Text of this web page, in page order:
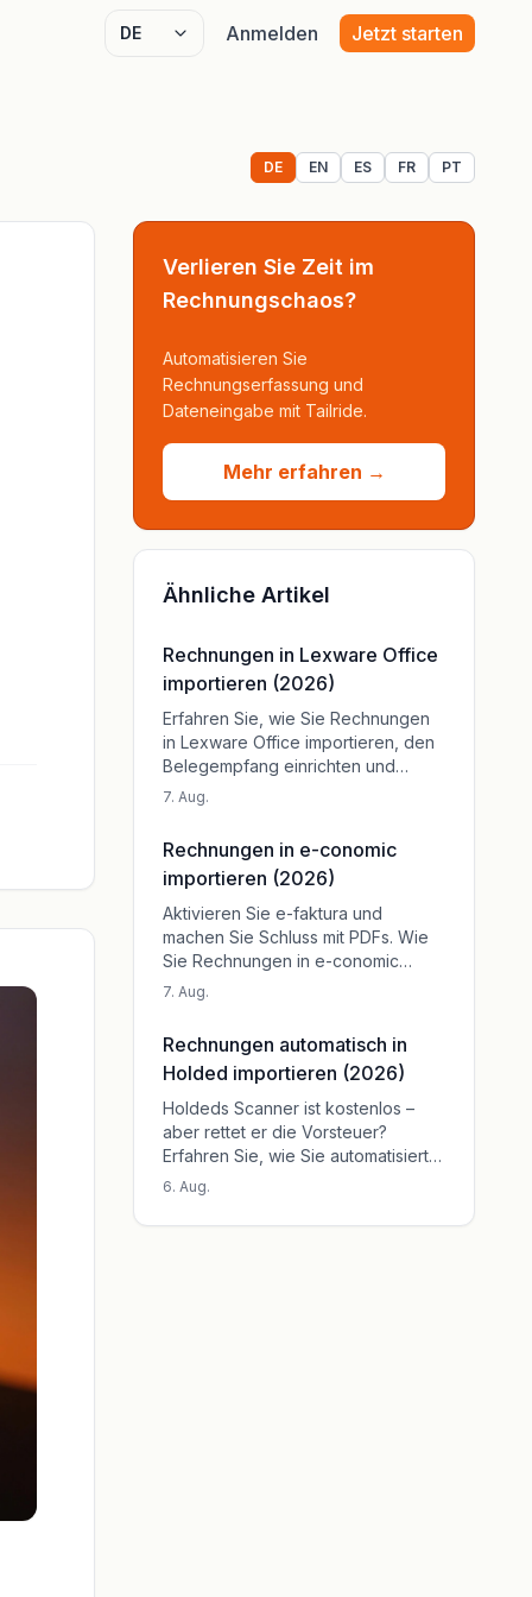
Select language
Anmelden Jetzt starten
DE EN ES FR PT
Verlieren Sie Zeit im
Rechnungschaos?
Automatisieren Sie
Rechnungserfassung und
Dateneingabe mit Tailride.
Mehr erfahren →
Ähnliche Artikel
Rechnungen in Lexware Office
importieren (2026)
Erfahren Sie, wie Sie Rechnungen
in Lexware Office importieren, den
Belegempfang einrichten und
Portale sowie E-Mail-Links
7. Aug.
Rechnungen in e-conomic
importieren (2026)
Aktivieren Sie e-faktura und
machen Sie Schluss mit PDFs. Wie
Sie Rechnungen in e-conomic
importieren – Schritt für Schritt
7. Aug.
Rechnungen automatisch in
Holded importieren (2026)
Holdeds Scanner ist kostenlos –
aber rettet er die Vorsteuer?
Erfahren Sie, wie Sie automatisiert
Rechnungen in Holded importieren
6. Aug.